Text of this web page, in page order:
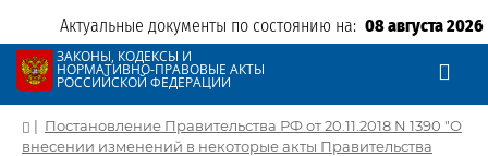
Актуальные документы по состоянию на: 08 августа 2026
ЗАКОНЫ, КОДЕКСЫ И
НОРМАТИВНО-ПРАВОВЫЕ АКТЫ
РОССИЙСКОЙ ФЕДЕРАЦИИ
| Постановление Правительства РФ от 20.11.2018 N 1390 "О
внесении изменений в некоторые акты Правительства